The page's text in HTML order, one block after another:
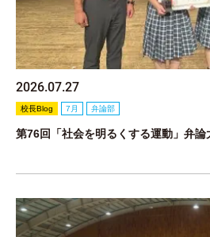
2026.07.27
校長Blog 7月 弁論部
第76回「社会を明るくする運動」弁論